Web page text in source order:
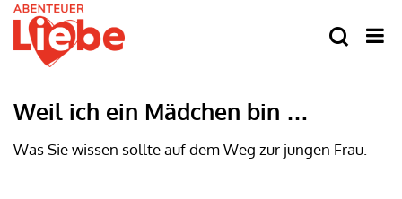
Weil ich ein Mädchen bin …
Was Sie wissen sollte auf dem Weg zur jungen Frau.